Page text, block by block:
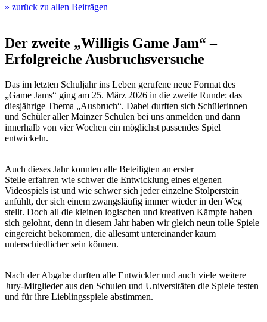
» zurück zu allen Beiträgen
Der zweite „Willigis Game Jam“ –
Erfolgreiche Ausbruchsversuche
Das im letzten Schuljahr ins Leben gerufene neue Format des
„Game Jams“ ging am 25. März 2026 in die zweite Runde: das
diesjährige Thema „Ausbruch“. Dabei durften sich Schülerinnen
und Schüler aller Mainzer Schulen bei uns anmelden und dann
innerhalb von vier Wochen ein möglichst passendes Spiel
entwickeln.
Auch dieses Jahr konnten alle Beteiligten an erster
Stelle erfahren wie schwer die Entwicklung eines eigenen
Videospiels ist und wie schwer sich jeder einzelne Stolperstein
anfühlt, der sich einem zwangsläufig immer wieder in den Weg
stellt. Doch all die kleinen logischen und kreativen Kämpfe haben
sich gelohnt, denn in diesem Jahr haben wir gleich neun tolle Spiele
eingereicht bekommen, die allesamt untereinander kaum
unterschiedlicher sein können.
Nach der Abgabe durften alle Entwickler und auch viele weitere
Jury-Mitglieder aus den Schulen und Universitäten die Spiele testen
und für ihre Lieblingsspiele abstimmen.